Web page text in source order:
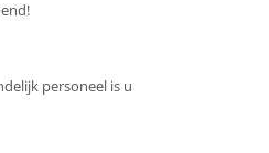
personeel is u